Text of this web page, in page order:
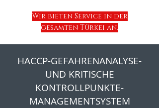
Wir bieten Service in der
gesamten Türkei an.
HACCP-GEFAHRENANALYSE-
UND KRITISCHE
KONTROLLPUNKTE-
MANAGEMENTSYSTEM